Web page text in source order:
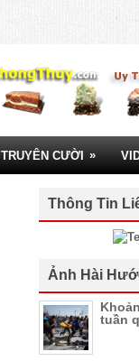
TRUYÊN CƯỜI »
Thông Tin
Ảnh Hài
tuần